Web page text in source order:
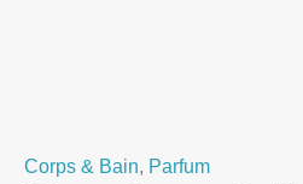
Corps & Bain, Parfum